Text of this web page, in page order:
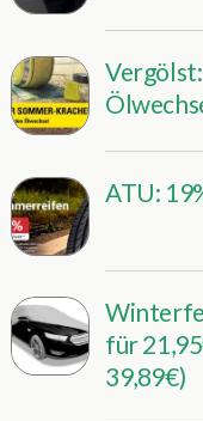
ATU:
für
39,89€)